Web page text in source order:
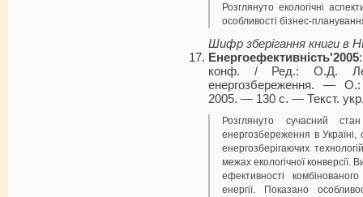
Розглянуто екологічні
особливості бізнес-
Шифр зберігання книги в
Енергоефективність'2005
конф. / Ред.: О.Д.
енергозбереження. —
2005. — 130 с. — Текст.
Розглянуто сучасний
енергозбереження в Україні,
енергозберігаючих
межах екологічної
ефективності
енергії. Показано